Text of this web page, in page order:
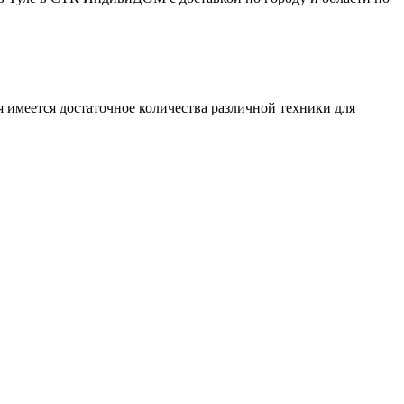
достаточное количества различной техники для